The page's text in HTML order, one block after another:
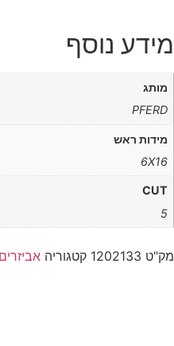
מידע נוסף
מותג
PFERD
מידות ראש
6X16
CUT
5
מק"ט 1202133 קטגוריה אביזרים